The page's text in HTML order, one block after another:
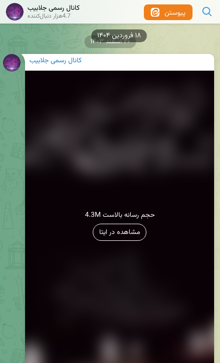
پیوستن کانال رسمی جلابیب
4.7هزار دنبال‌کننده
کانال رسمی جلابیب
4.3M حجم رسانه بالاست
مشاهده در ایتا
۲۰ اسفند ۱۴۰۳